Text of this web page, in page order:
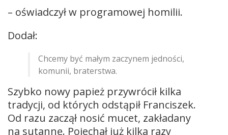
– oświadczył w programowej homilii.
Dodał:
Chcemy być małym zaczynem jedności,
komunii, braterstwa.
Szybko nowy papież przywrócił kilka
tradycji, od których odstąpił Franciszek.
Od razu zaczął nosić mucet, zakładany
na sutannę. Pojechał już kilka razy